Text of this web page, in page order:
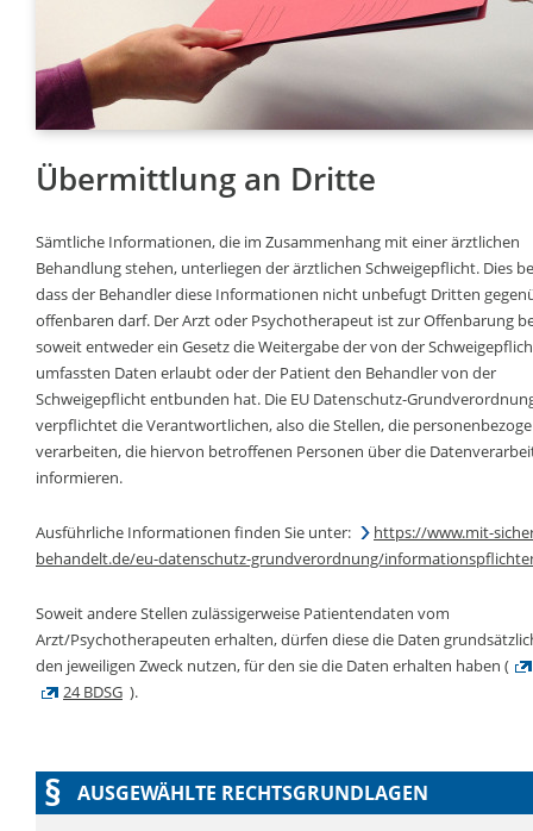
Übermittlung an Dritte
Sämtliche Informationen, die im Zusammenhang mit einer ärztlichen
Behandlung stehen, unterliegen der ärztlichen Schweigepflicht. Dies
dass der Behandler diese Informationen nicht unbefugt Dritten
offenbaren darf. Der Arzt oder Psychotherapeut ist zur Offenbarung
soweit entweder ein Gesetz die Weitergabe der von der
umfassten Daten erlaubt oder der Patient den Behandler von der
Schweigepflicht entbunden hat. Die EU Datenschutz-
verpflichtet die Verantwortlichen, also die Stellen, die
verarbeiten, die hiervon betroffenen Personen über die
informieren.
Ausführliche Informationen finden Sie unter:
https://www.mit-
behandelt.de/eu-datenschutz-grundverordnung/
Soweit andere Stellen zulässigerweise Patientendaten vom
Arzt/Psychotherapeuten erhalten, dürfen diese die Daten
den jeweiligen Zweck nutzen, für den sie die Daten erhalten haben (
24 BDSG ).
§ AUSGEWÄHLTE RECHTSGRUNDLAGEN